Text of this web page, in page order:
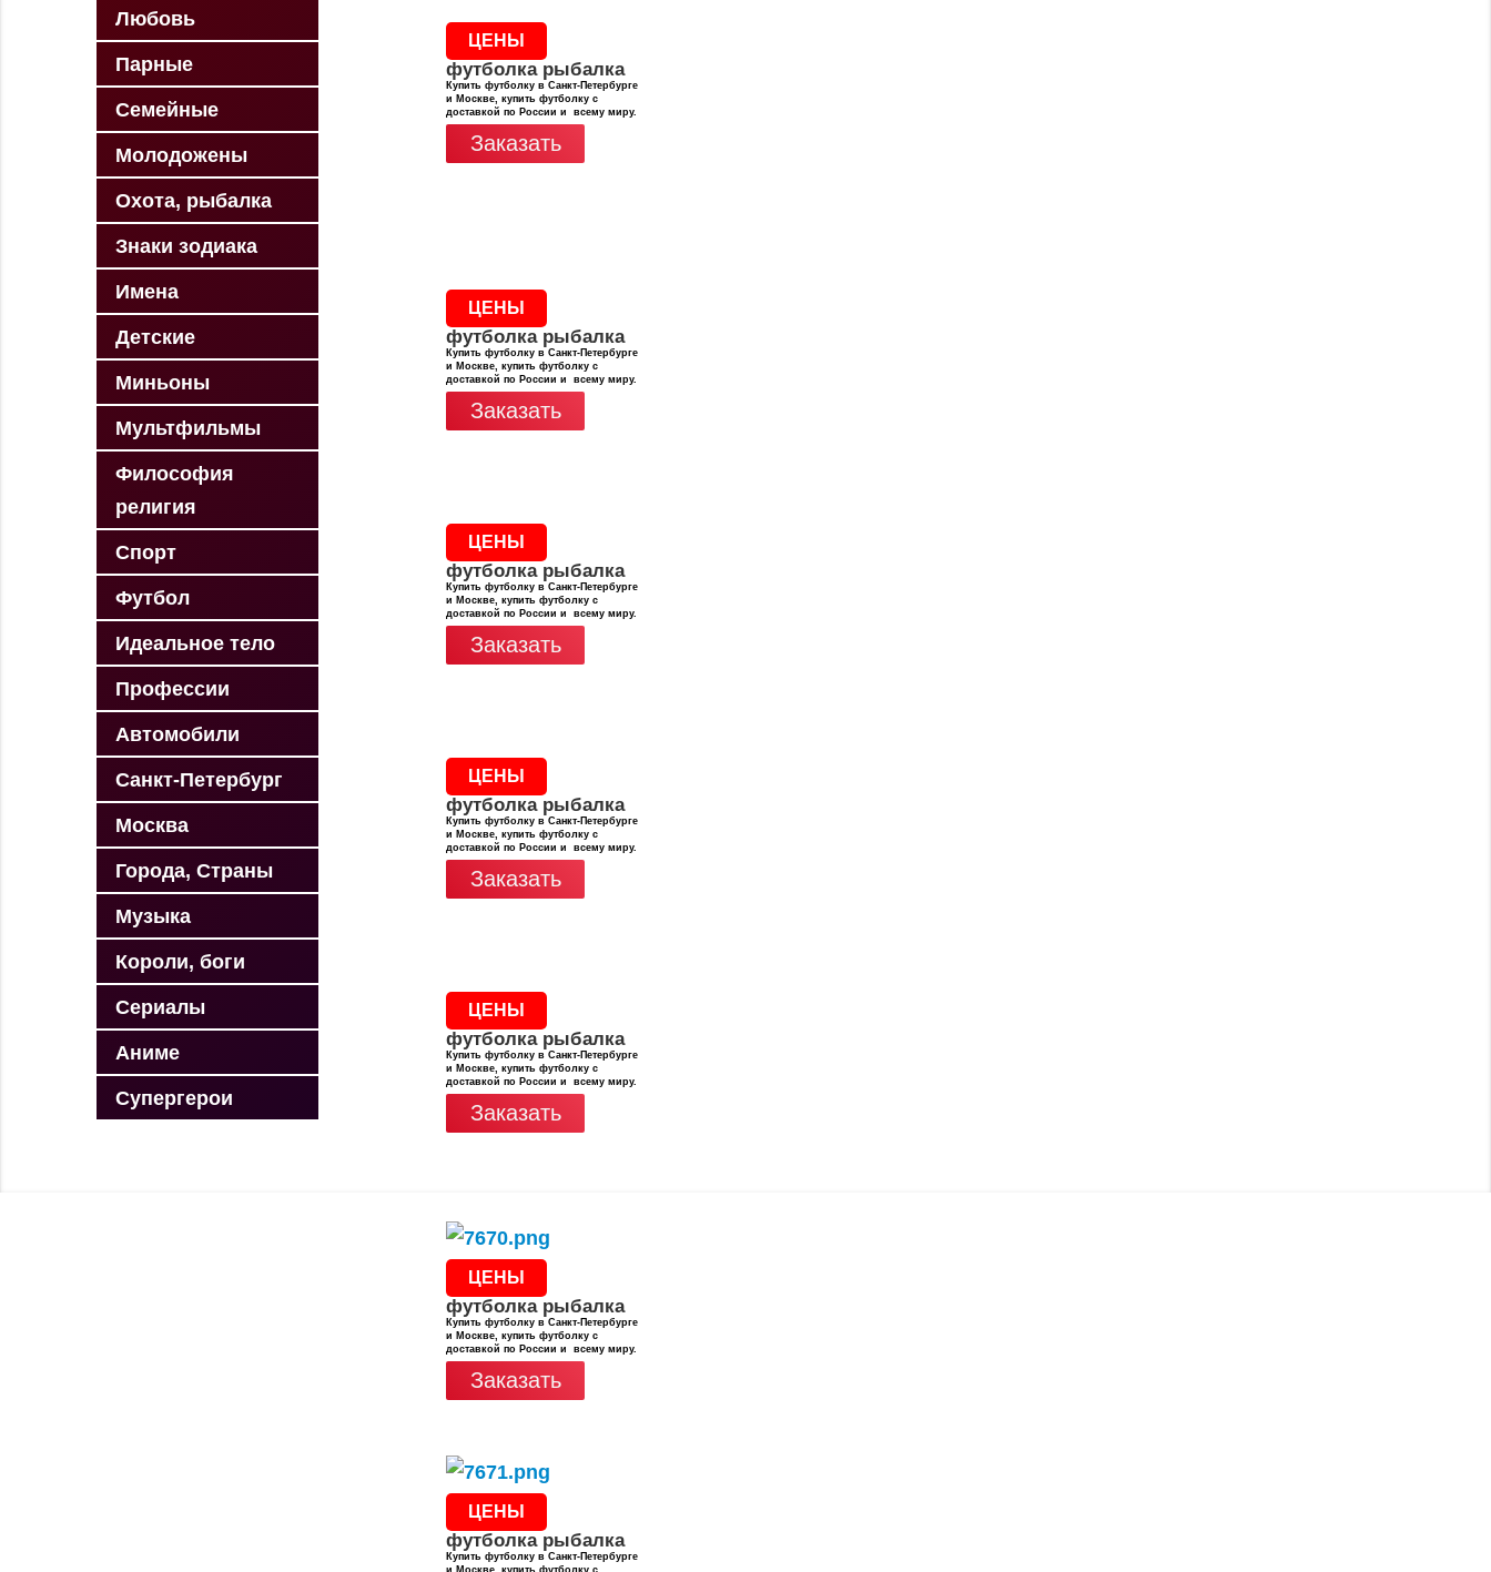
Любовь
Парные
Семейные
Молодожены
Охота, рыбалка
Знаки зодиака
Имена
Детские
Миньоны
Мультфильмы
Философия
религия
Спорт
Футбол
Идеальное тело
Профессии
Автомобили
Санкт-Петербург
Москва
Города, Страны
Музыка
Короли, боги
Сериалы
Аниме
Супергерои
ЦЕНЫ
футболка рыбалка
Купить футболку в Санкт-Петербурге
и Москве, купить футболку с
доставкой по России и всему миру.
Заказать
ЦЕНЫ
футболка рыбалка
Купить футболку в Санкт-Петербурге
и Москве, купить футболку с
доставкой по России и всему миру.
Заказать
ЦЕНЫ
футболка рыбалка
Купить футболку в Санкт-Петербурге
и Москве, купить футболку с
доставкой по России и всему миру.
Заказать
ЦЕНЫ
футболка рыбалка
Купить футболку в Санкт-Петербурге
и Москве, купить футболку с
доставкой по России и всему миру.
Заказать
ЦЕНЫ
футболка рыбалка
Купить футболку в Санкт-Петербурге
и Москве, купить футболку с
доставкой по России и всему миру.
Заказать
ЦЕНЫ
футболка рыбалка
Купить футболку в Санкт-Петербурге
и Москве, купить футболку с
доставкой по России и всему миру.
Заказать
ЦЕНЫ
футболка рыбалка
Купить футболку в Санкт-Петербурге
и Москве, купить футболку с